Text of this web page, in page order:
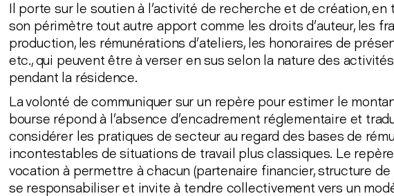
Il porte sur le soutien à l’activité de recherche et de création, en
son périmètre tout autre apport comme les droits d’auteur, les
production, les rémunérations d’ateliers, les honoraires de
etc., qui peuvent être à verser en sus selon la nature des
pendant la résidence.
La volonté de communiquer sur un repère pour estimer le
bourse répond à l’absence d’encadrement réglementaire et
considérer les pratiques de secteur au regard des bases de
incontestables de situations de travail plus classiques. Le
vocation à permettre à chacun (partenaire financier, structure de
se responsabiliser et invite à tendre collectivement vers un